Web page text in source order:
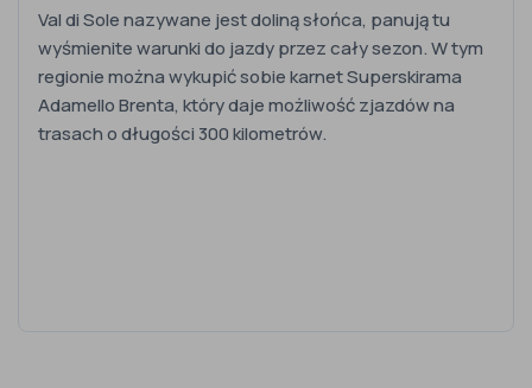
Val di Sole nazywane jest doliną słońca, panują tu
wyśmienite warunki do jazdy przez cały sezon. W tym
regionie można wykupić sobie karnet Superskirama
Adamello Brenta, który daje możliwość zjazdów na
trasach o długości 300 kilometrów.